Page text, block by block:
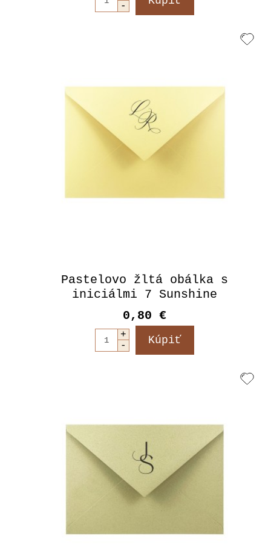
Pastelovo žltá obálka s
iniciálmi 7 Sunshine
0,80 €